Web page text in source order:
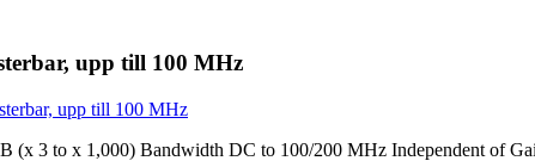
upp till 100 MHz
(x 3 to x 1,000) Bandwidth DC to 100/200 MHz Independent of